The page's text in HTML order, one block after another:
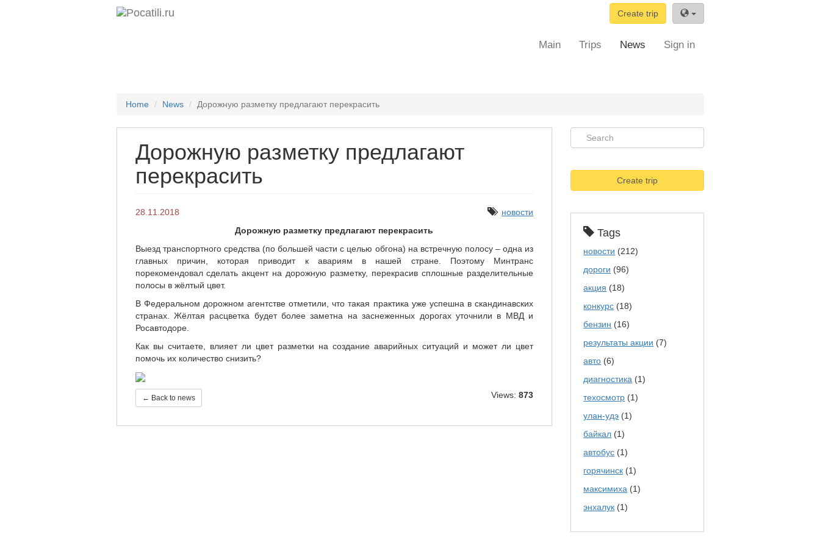
Create trip
Main Trips News Sign in
Home News Дорожную разметку предлагают перекрасить
Create trip
Tags
новости (212)
дороги (96)
акция (18)
конкурс (18)
бензин (16)
результаты акции (7)
авто (6)
диагностика (1)
техосмотр (1)
улан-удэ (1)
байкал (1)
автобус (1)
горячинск (1)
максимиха (1)
энхалук (1)
Дорожную разметку предлагают
перекрасить
новости
28.11.2018
Дорожную разметку предлагают перекрасить
Выезд транспортного средства (по большей части с целью обгона) на встречную полосу – одна из
главных причин, которая приводит к авариям в нашей стране. Поэтому Минтранс
порекомендовал сделать акцент на дорожную разметку, перекрасив сплошные разделительные
полосы в жёлтый цвет.
В Федеральном дорожном агентстве отметили, что такая практика уже успешна в скандинавских
странах. Жёлтая расцветка будет более заметна на заснеженных дорогах уточнили в МВД и
Росавтодоре.
Как вы считаете, влияет ли цвет разметки на создание аварийных ситуаций и может ли цвет
помочь их количество снизить?
Views:873
← Back to news